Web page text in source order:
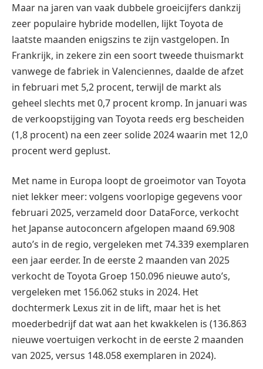
Maar na jaren van vaak dubbele groeicijfers dankzij
zeer populaire hybride modellen, lijkt Toyota de
laatste maanden enigszins te zijn vastgelopen. In
Frankrijk, in zekere zin een soort tweede thuismarkt
vanwege de fabriek in Valenciennes, daalde de afzet
in februari met 5,2 procent, terwijl de markt als
geheel slechts met 0,7 procent kromp. In januari was
de verkoopstijging van Toyota reeds erg bescheiden
(1,8 procent) na een zeer solide 2024 waarin met 12,0
procent werd geplust.
Met name in Europa loopt de groeimotor van Toyota
niet lekker meer: volgens voorlopige gegevens voor
februari 2025, verzameld door DataForce, verkocht
het Japanse autoconcern afgelopen maand 69.908
auto’s in de regio, vergeleken met 74.339 exemplaren
een jaar eerder. In de eerste 2 maanden van 2025
verkocht de Toyota Groep 150.096 nieuwe auto’s,
vergeleken met 156.062 stuks in 2024. Het
dochtermerk Lexus zit in de lift, maar het is het
moederbedrijf dat wat aan het kwakkelen is (136.863
nieuwe voertuigen verkocht in de eerste 2 maanden
van 2025, versus 148.058 exemplaren in 2024).